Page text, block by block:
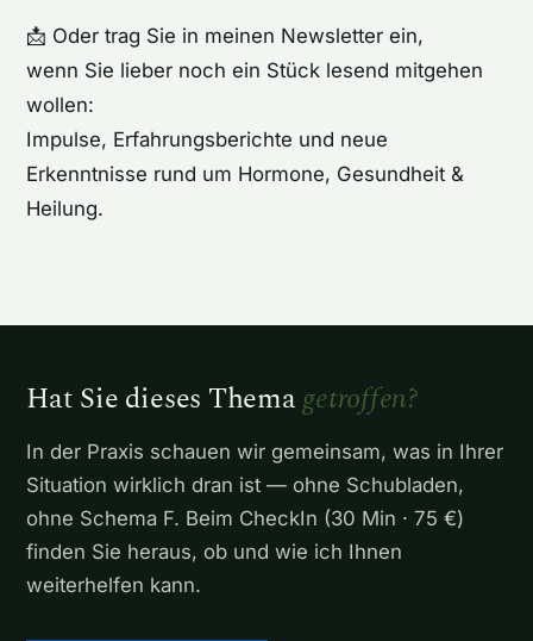
📩 Oder trag Sie in meinen Newsletter ein,
wenn Sie lieber noch ein Stück lesend mitgehen
wollen:
Impulse, Erfahrungsberichte und neue
Erkenntnisse rund um Hormone, Gesundheit &
Heilung.
Hat Sie dieses Themagetroffen?
In der Praxis schauen wir gemeinsam, was in Ihrer
Situation wirklich dran ist — ohne Schubladen,
ohne Schema F. Beim CheckIn (30 Min · 75 €)
finden Sie heraus, ob und wie ich Ihnen
weiterhelfen kann.